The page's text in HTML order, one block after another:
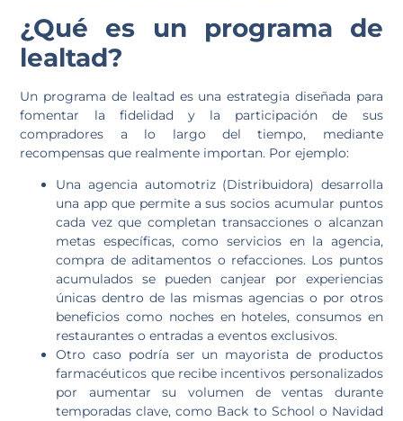
¿Qué es un programa de
lealtad?
Un programa de lealtad es una estrategia diseñada para
fomentar la fidelidad y la participación de sus
compradores a lo largo del tiempo, mediante
recompensas que realmente importan. Por ejemplo:
Una agencia automotriz (Distribuidora) desarrolla
una app que permite a sus socios acumular puntos
cada vez que completan transacciones o alcanzan
metas específicas, como servicios en la agencia,
compra de aditamentos o refacciones. Los puntos
acumulados se pueden canjear por experiencias
únicas dentro de las mismas agencias o por otros
beneficios como noches en hoteles, consumos en
restaurantes o entradas a eventos exclusivos.
Otro caso podría ser un mayorista de productos
farmacéuticos que recibe incentivos personalizados
por aumentar su volumen de ventas durante
temporadas clave, como Back to School o Navidad